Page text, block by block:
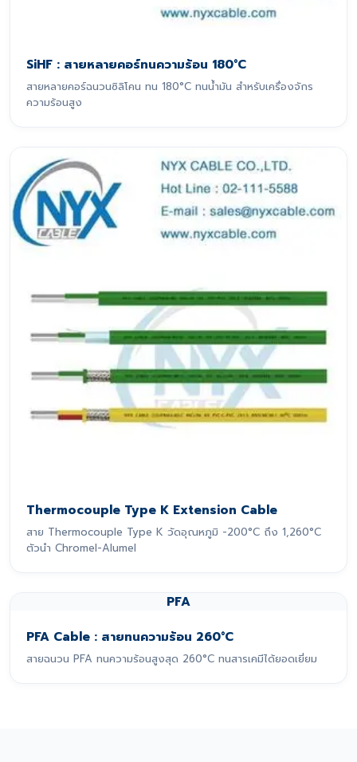
SiHF : สายหลายคอร์ทนความร้อน 180°C
สายหลายคอร์ฉนวนซิลิโคน ทน 180°C ทนน้ำมัน สำหรับเครื่องจักร
ความร้อนสูง
Thermocouple Type K Extension Cable
สาย Thermocouple Type K วัดอุณหภูมิ -200°C ถึง 1,260°C
ตัวนำ Chromel-Alumel
PFA
PFA Cable : สายทนความร้อน 260°C
สายฉนวน PFA ทนความร้อนสูงสุด 260°C ทนสารเคมีได้ยอดเยี่ยม